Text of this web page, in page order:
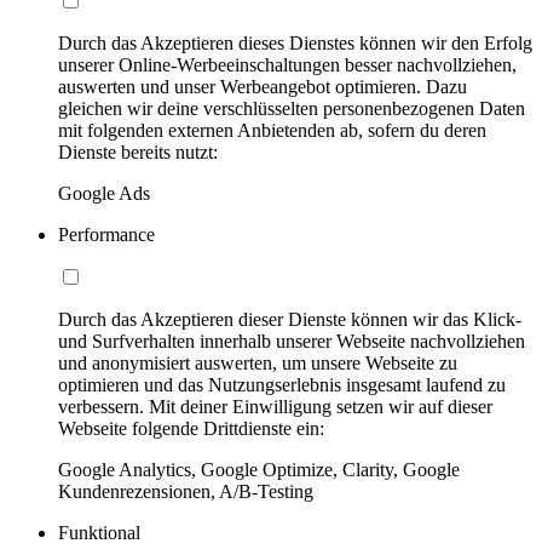
Durch das Akzeptieren dieses Dienstes können wir den Erfolg
unserer Online-Werbeeinschaltungen besser nachvollziehen,
auswerten und unser Werbeangebot optimieren. Dazu
gleichen wir deine verschlüsselten personenbezogenen Daten
mit folgenden externen Anbietenden ab, sofern du deren
Dienste bereits nutzt:
Google Ads
Performance
Durch das Akzeptieren dieser Dienste können wir das Klick-
und Surfverhalten innerhalb unserer Webseite nachvollziehen
und anonymisiert auswerten, um unsere Webseite zu
optimieren und das Nutzungserlebnis insgesamt laufend zu
verbessern. Mit deiner Einwilligung setzen wir auf dieser
Webseite folgende Drittdienste ein:
Google Analytics, Google Optimize, Clarity, Google
Kundenrezensionen, A/B-Testing
Funktional